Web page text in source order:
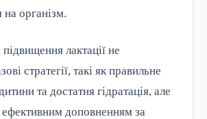
організм.
лактації не
стратегії, такі як правильне
та достатня гідратація, але
доповненням за